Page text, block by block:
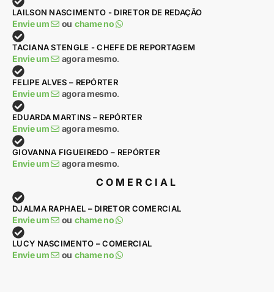
LAILSON NASCIMENTO - DIRETOR DE REDAÇÃO
Envie um ou chame no
TACIANA STENGLE - CHEFE DE REPORTAGEM
Envie um agora mesmo.
FELIPE ALVES – REPÓRTER
Envie um agora mesmo.
EDUARDA MARTINS – REPÓRTER
Envie um agora mesmo.
GIOVANNA FIGUEIREDO – REPÓRTER
Envie um agora mesmo.
COMERCIAL
DJALMA RAPHAEL – DIRETOR COMERCIAL
Envie um ou chame no
LUCY NASCIMENTO – COMERCIAL
Envie um ou chame no